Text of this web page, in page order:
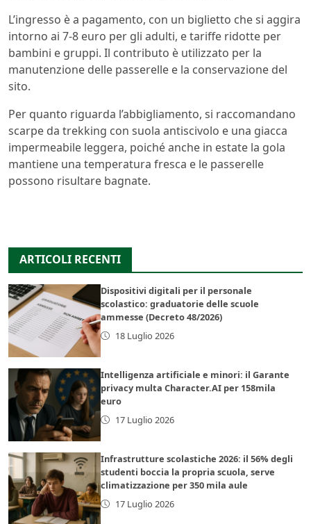
L’ingresso è a pagamento, con un biglietto che si aggira
intorno ai 7-8 euro per gli adulti, e tariffe ridotte per
bambini e gruppi. Il contributo è utilizzato per la
manutenzione delle passerelle e la conservazione del
sito.
Per quanto riguarda l’abbigliamento, si raccomandano
scarpe da trekking con suola antiscivolo e una giacca
impermeabile leggera, poiché anche in estate la gola
mantiene una temperatura fresca e le passerelle
possono risultare bagnate.
ARTICOLI RECENTI
Dispositivi digitali per il personale
scolastico: graduatorie delle scuole
ammesse (Decreto 48/2026)
18 Luglio 2026
Intelligenza artificiale e minori: il Garante
privacy multa Character.AI per 158mila
euro
17 Luglio 2026
Infrastrutture scolastiche 2026: il 56% degli
studenti boccia la propria scuola, serve
climatizzazione per 350 mila aule
17 Luglio 2026